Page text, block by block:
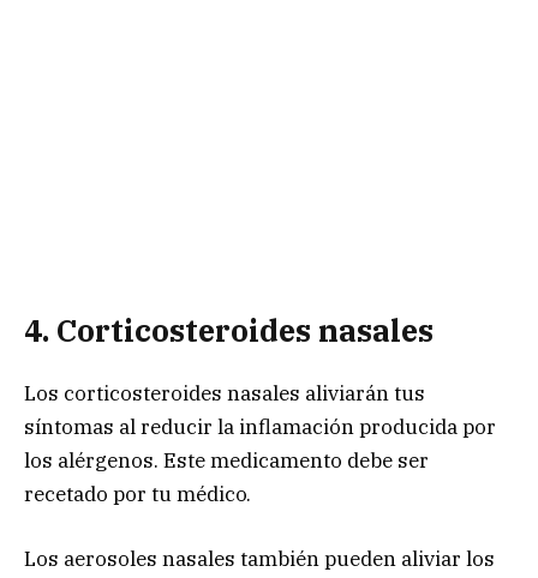
4. Corticosteroides nasales
Los corticosteroides nasales aliviarán tus
síntomas al reducir la inflamación producida por
los alérgenos. Este medicamento debe ser
recetado por tu médico.
Los aerosoles nasales también pueden aliviar los